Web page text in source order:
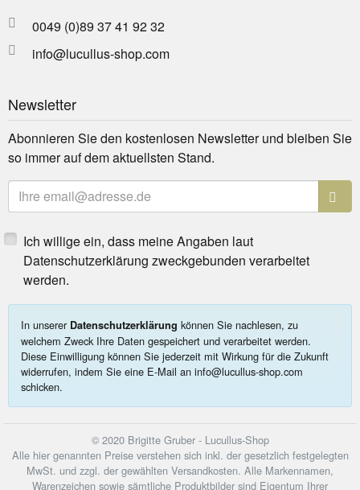
0049 (0)89 37 41 92 32
info@lucullus-shop.com
Newsletter
Abonnieren Sie den kostenlosen Newsletter und bleiben Sie
so immer auf dem aktuellsten Stand.
E-Mailadresse
Ich willige ein, dass meine Angaben laut
Datenschutzerklärung zweckgebunden verarbeitet
werden.
In unserer Datenschutzerklärung können Sie nachlesen, zu
welchem Zweck Ihre Daten gespeichert und verarbeitet werden.
Diese Einwilligung können Sie jederzeit mit Wirkung für die Zukunft
widerrufen, indem Sie eine E-Mail an info@lucullus-shop.com
schicken.
© 2020 Brigitte Gruber - Lucullus-Shop
Alle hier genannten Preise verstehen sich inkl. der gesetzlich festgelegten
MwSt. und zzgl. der gewählten Versandkosten. Alle Markennamen,
Warenzeichen sowie sämtliche Produktbilder sind Eigentum Ihrer